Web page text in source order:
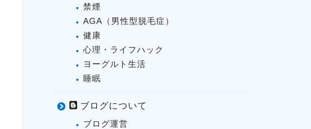
禁煙
AGA（男性型脱毛症）
健康
心理・ライフハック
ヨーグルト生活
睡眠
ブログについて
ブログ運営